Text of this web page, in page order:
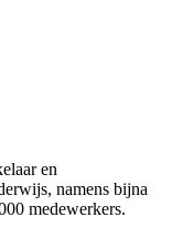
en
namens bijna
medewerkers.